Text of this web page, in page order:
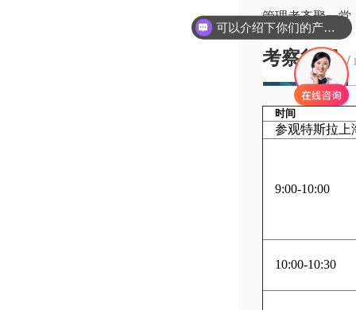
管理者齐聚一堂
考察行程 /
时间
参观特斯拉上
9:00-10:00
10:00-10:30
可以介绍下你们的产品么